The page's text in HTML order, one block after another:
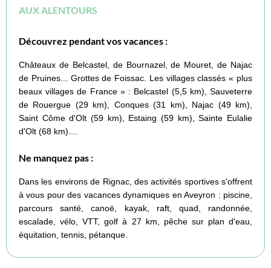
AUX ALENTOURS
Découvrez pendant vos vacances :
Châteaux de Belcastel, de Bournazel, de Mouret, de Najac
de Pruines... Grottes de Foissac. Les villages classés « plus
beaux villages de France » : Belcastel (5,5 km), Sauveterre
de Rouergue (29 km), Conques (31 km), Najac (49 km),
Saint Côme d'Olt (59 km), Estaing (59 km), Sainte Eulalie
d'Olt (68 km)....
Ne manquez pas :
Dans les environs de Rignac, des activités sportives s'offrent
à vous pour des vacances dynamiques en Aveyron : piscine,
parcours santé, canoë, kayak, raft, quad, randonnée,
escalade, vélo, VTT, golf à 27 km, pêche sur plan d'eau,
équitation, tennis, pétanque.